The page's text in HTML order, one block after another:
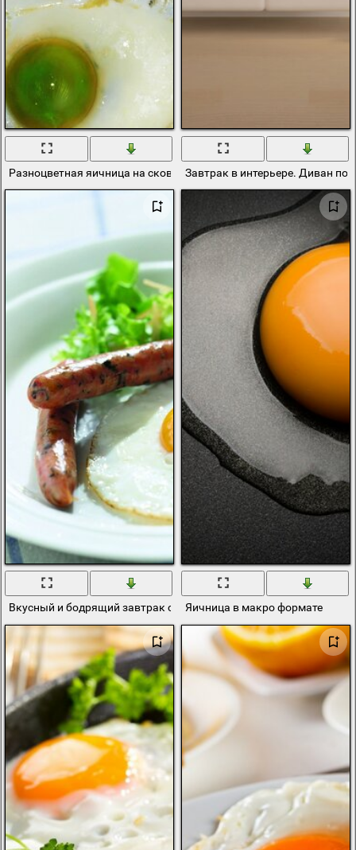
Разноцветная яичница на сковородке. Яркий светофор из
Завтрак в интерьере. Диван
Вкусный и бодрящий завтрак с яичницей и сосисками
Яичница в макро формате